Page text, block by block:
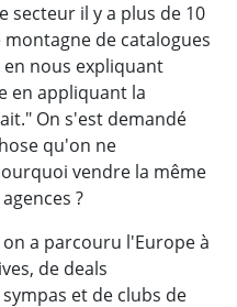
secteur il y a plus de 10
de catalogues
nous expliquant
en appliquant la
On s'est demandé
qu'on ne
vendre la même
?
a parcouru l'Europe à
de deals
et de clubs de